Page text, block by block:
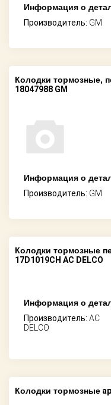
Информация о
Производитель: GM
Колодки тормозные,
18047988 GM
Информация о
Производитель: GM
Колодки тормозные
17D1019CH AC DELCO
Информация о
Производитель: AC
DELCO
Колодки тормозные